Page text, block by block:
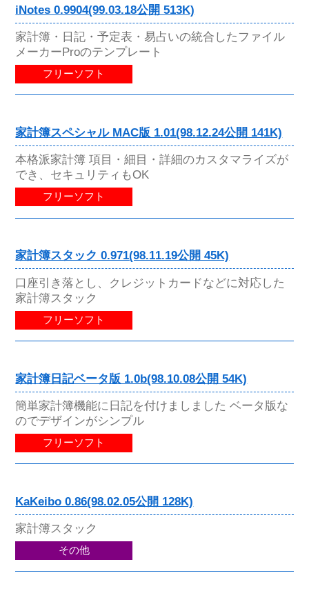
iNotes 0.9904(99.03.18公開 513K)
家計簿・日記・予定表・易占いの統合したファイル
メーカーProのテンプレート
フリーソフト
家計簿スペシャル MAC版 1.01(98.12.24公開 141K)
本格派家計簿 項目・細目・詳細のカスタマライズが
でき、セキュリティもOK
フリーソフト
家計簿スタック 0.971(98.11.19公開 45K)
口座引き落とし、クレジットカードなどに対応した
家計簿スタック
フリーソフト
家計簿日記ベータ版 1.0b(98.10.08公開 54K)
簡単家計簿機能に日記を付けましました ベータ版な
のでデザインがシンプル
フリーソフト
KaKeibo 0.86(98.02.05公開 128K)
家計簿スタック
その他